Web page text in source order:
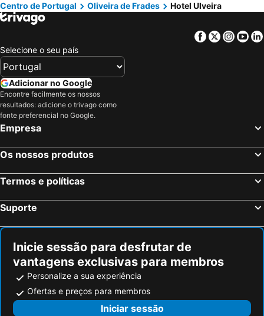
Centro de Portugal
Oliveira de Frades Hotel Ulveira
Facebook
Twitter
Selecione o seu país
Adicionar no Google
Encontre facilmente os nossos
resultados: adicione o trivago como
fonte preferencial no Google.
Empresa
Os nossos produtos
Termos e políticas
Suporte
Inicie sessão para desfrutar de
vantagens exclusivas para membros
Personalize a sua experiência
Ofertas e preços para membros
Iniciar sessão